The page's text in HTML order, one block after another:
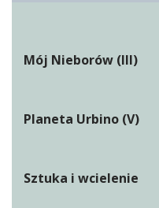
Mój Nieborów (III)
Planeta Urbino (V)
Sztuka i wcielenie